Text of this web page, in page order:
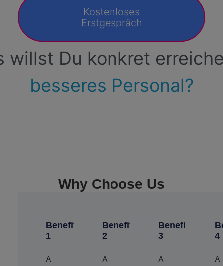
Kostenloses
Erstgespräch
willst Du konkret
besseres Personal?
Why Choose Us
Benefit
1
A
Benefit
2
A
Benefit
3
A
4
A